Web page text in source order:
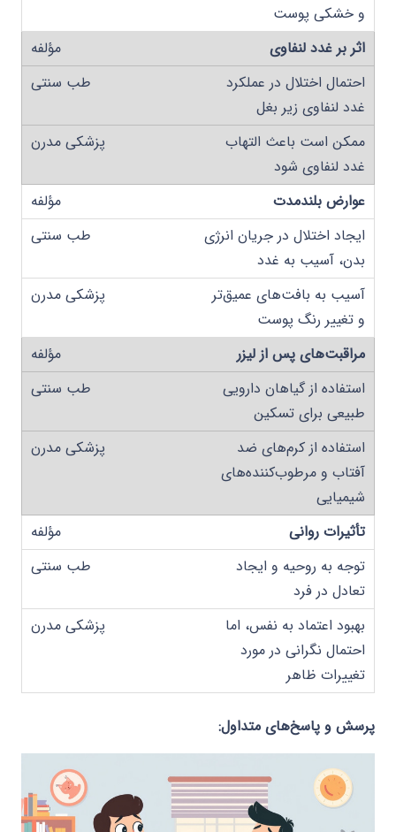
و خشکی پوست
اثر بر غدد لنفاوی
احتمال اختلال در عملکرد
غدد لنفاوی زیر بغل
ممکن است باعث التهاب
غدد لنفاوی شود
عوارض بلندمدت
ایجاد اختلال در جریان انرژی
بدن، آسیب به غدد
آسیب به بافت‌های عمیق‌تر
و تغییر رنگ پوست
مراقبت‌های پس از لیزر
استفاده از گیاهان دارویی
طبیعی برای تسکین
استفاده از کرم‌های ضد
آفتاب و مرطوب‌کننده‌های
شیمیایی
تأثیرات روانی
توجه به روحیه و ایجاد
تعادل در فرد
بهبود اعتماد به نفس، اما
احتمال نگرانی در مورد
تغییرات ظاهر
پرسش و پاسخ‌های متداول: